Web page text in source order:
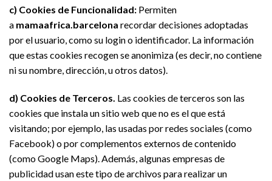
c) Cookies de Funcionalidad: Permiten
a mamaafrica.barcelona recordar decisiones adoptadas
por el usuario, como su login o identificador. La información
que estas cookies recogen se anonimiza (es decir, no contiene
ni su nombre, dirección, u otros datos).
d) Cookies de Terceros. Las cookies de terceros son las
cookies que instala un sitio web que no es el que está
visitando; por ejemplo, las usadas por redes sociales (como
Facebook) o por complementos externos de contenido
(como Google Maps). Además, algunas empresas de
publicidad usan este tipo de archivos para realizar un